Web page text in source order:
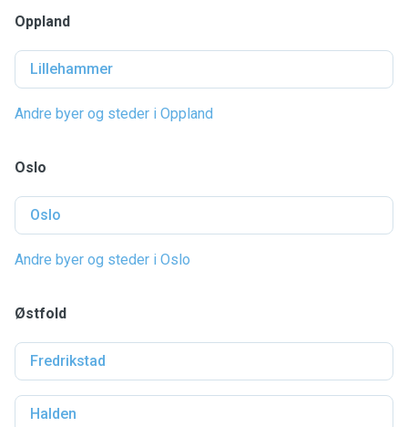
Oppland
Lillehammer
Andre byer og steder i Oppland
Oslo
Oslo
Andre byer og steder i Oslo
Østfold
Fredrikstad
Halden